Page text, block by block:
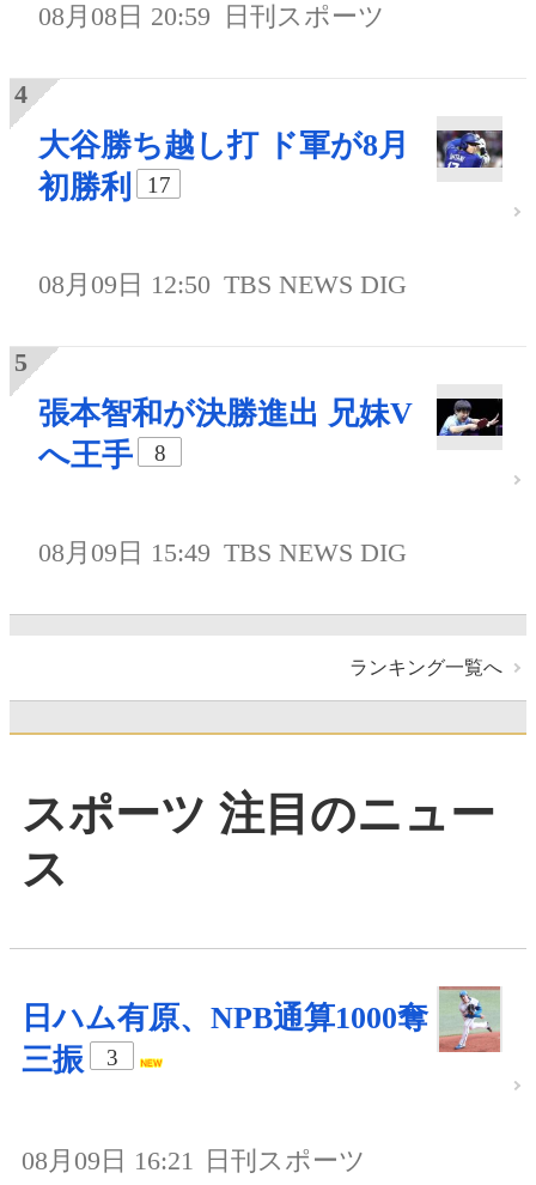
08月08日 20:59 日刊スポーツ
大谷勝ち越し打 ド軍が8月
初勝利
17
08月09日 12:50 TBS NEWS DIG
張本智和が決勝進出 兄妹V
へ王手
8
08月09日 15:49 TBS NEWS DIG
ランキング一覧へ
スポーツ 注目のニュー
ス
日ハム有原、NPB通算1000奪
三振
3
08月09日 16:21 日刊スポーツ